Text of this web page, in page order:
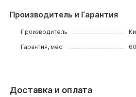
Производитель и Гарантия
Производитель
Гарантия, мес. 60
Доставка и оплата